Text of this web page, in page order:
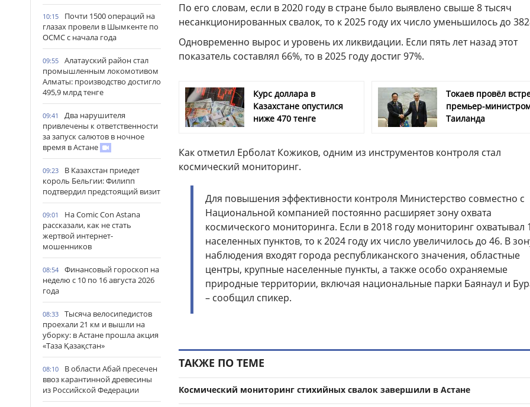
10:15
Почти 1500 операций на
глазах провели в Шымкенте по
ОСМС с начала года
09:55
Алатауский район стал
промышленным локомотивом
Алматы: производство достигло
495,9 млрд тенге
09:41
Два нарушителя
привлечены к ответственности
за запуск салютов в ночное
время в Астане
09:23
В Казахстан приедет
король Бельгии: Филипп
подтвердил предстоящий визит
09:01
На Comic Con Astana
рассказали, как не стать
жертвой интернет-
мошенников
08:54
Финансовый гороскоп на
неделю с 10 по 16 августа 2026
года
08:33
Тысяча велосипедистов
проехали 21 км и вышли на
уборку: в Астане прошла акция
«Таза Қазақстан»
08:10
В области Абай пресечен
ввоз карантинной древесины
из Российской Федерации
По его словам, если в 2020 году в стране было выявлено свыше 8 тысяч
несанкционированных свалок, то к 2025 году их число уменьшилось до
Одновременно вырос и уровень их ликвидации. Если пять лет назад этот
показатель составлял 66%, то в 2025 году достиг 97%.
Курс доллара в
Казахстане опустился
ниже 470 тенге
Токаев провёл
премьер-
Таиланда
Как отметил Ерболат Кожиков, одним из инструментов контроля стал
космический мониторинг.
Для повышения эффективности контроля Министерство совместно с
Национальной компанией постоянно расширяет зону охвата
космического мониторинга. Если в 2018 году мониторинг охватывал
населенных пунктов, то к 2024 году их число увеличилось до 46. В
наблюдения входят города республиканского значения, областные
центры, крупные населенные пункты, а также особо охраняемые
природные территории, включая национальные парки Баянаул и
– сообщил спикер.
ТАКЖЕ ПО ТЕМЕ
Космический мониторинг стихийных свалок завершили в Астане